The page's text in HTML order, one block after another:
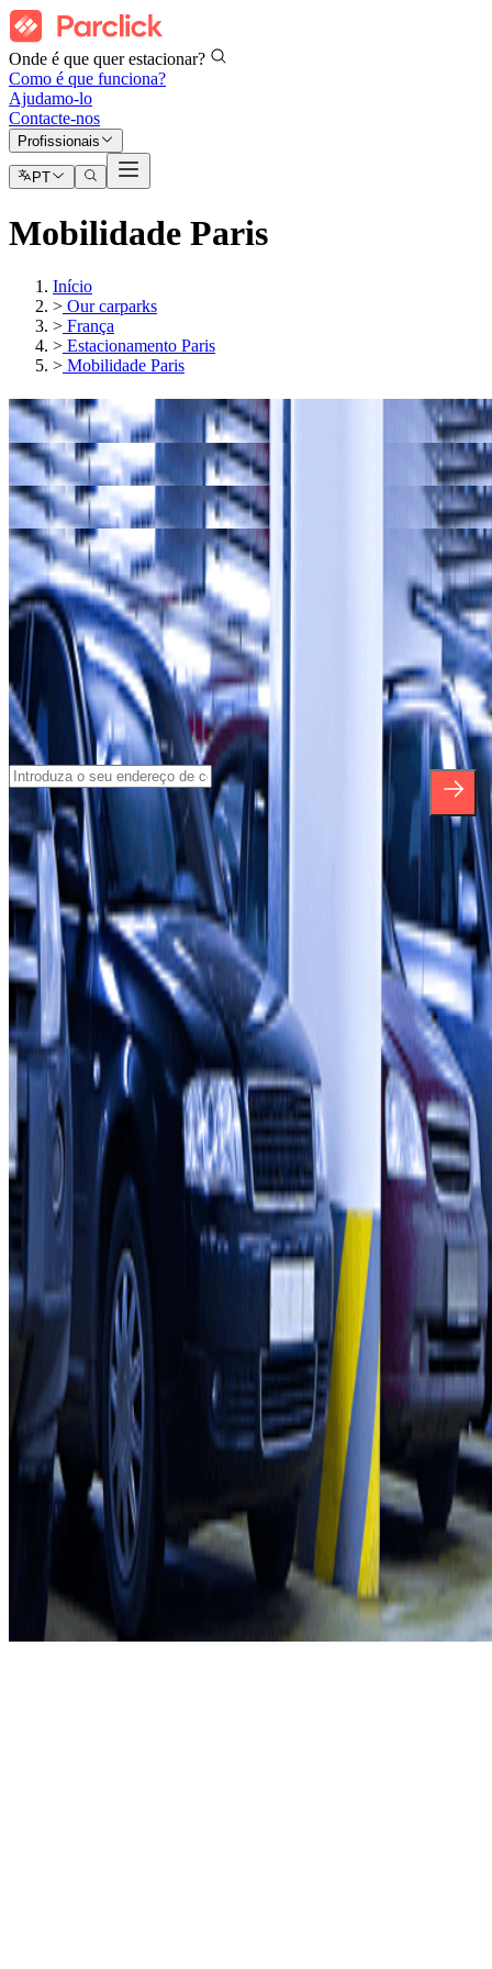
Onde é que quer estacionar?
Como é que funciona?
Ajudamo-lo
Contacte-nos
Profissionais
PT
Mobilidade Paris
Início
> Our carparks
> França
> Estacionamento Paris
> Mobilidade Paris
Os nossos parques de estacionamento em
Os nossos parques de estacionamento em
Os nossos parques de estacionamento em La Porte d'Orléans
Os nossos parques de estacionamento em A Porte d'Italie
Subscreva a nossa newsletter e saiba mais
sobre descontos, sorteios e muitas outras
surpresas.
*Ao subscrever, aceita a nossa Política de Privacidade para receber
comunicações comerciais da Parclick. Sem qualquer obrigação,
pode cancelar a sua subscrição sempre que quiser na mesma
newsletter.
Sobre a Parclick
Quem somos
Como funciona
Os nossos parques de estacionamento
Vamos colaborar?
Profissionais
Fornecedor de estacionamento
Afiliados
Contacto
Pode utilizar estes métodos de pagamento:
Termos de utilização e contratação
Condições de cancelamento
Política de cookies
Gerir cookies
Política de privacidade
Whistleblowing
©2026 Parclick. All rights reserved